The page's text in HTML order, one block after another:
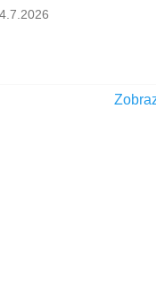
obchodu je 5 z 5